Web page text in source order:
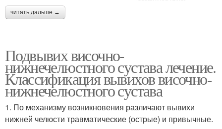
читать дальше →
Подвывих височно-
нижнечелюстного сустава лечение.
Классификация вывихов височно-
нижнечелюстного сустава
1. По механизму возникновения различают вывихи
нижней челюсти травматические (острые) и привычные.